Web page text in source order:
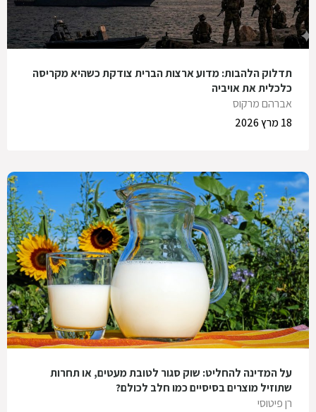
תדלוק הלהבות: מדוע ארצות הברית צודקת כשהיא מקריסה
כלכלית את אויביה
אברהם מרקוס
18 מרץ 2026
על המדינה להחליט: שוק סגור לטובת מעטים, או תחרות
שתוזיל מוצרים בסיסיים כמו חלב לכולם?
רן פיטוסי